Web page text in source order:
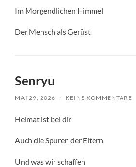
Im Morgendlichen Himmel
Der Mensch als Gerüst
Senryu
MAI 29, 2026 / KEINE KOMMENTARE
Heimat ist bei dir
Auch die Spuren der Eltern
Und was wir schaffen